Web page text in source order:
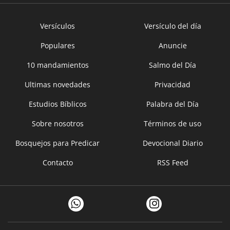
Versículos
Versículo del día
Populares
Anuncie
10 mandamientos
Salmo del Día
Ultimas novedades
Privacidad
Estudios Bíblicos
Palabra del Día
Sobre nosotros
Términos de uso
Bosquejos para Predicar
Devocional Diario
Contacto
RSS Feed